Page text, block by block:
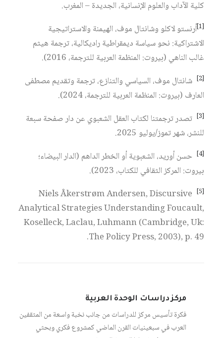
كلية الآداب والعلوم الإنسانية، الجديدة – المغرب.
[1] أرنستو لاكلو وشانتال موف، الهيمنة والاستراتيجية
الاشتراكية: نحو سياسة ديمقراطية راديكالية، ترجمة هيثم
غالب الناهي (بيروت: المنظمة العربية للترجمة، 2016).
[2]
شانتال موف، السياسي والتنازع، ترجمة وتقديم مصطفى
العارف (بيروت: المنظمة العربية للترجمة، 2024).
[3]
تصدر ترجمتنا لكتاب العقل الشعبوي عن دار صفحة سبعة
للنشر، شهر تموز/يوليو 2025.
[4]
حسن أوريد، الشعبوية أو الخطر الداهم (الدار البيضاء؛
بيروت: المركز الثقافي للكتاب، 2023).
[5]
Niels Åkerstrøm Andersen, Discursive
Analytical Strategies Understanding Foucault,
Koselleck, Laclau, Luhmann (Cambridge, Uk:
The Policy Press, 2003), p. 49.
مركز دراسات الوحدة العربية
فكرة تأسيس مركز للدراسات من جانب نخبة واسعة من المثقفين
العرب في سبعينيات القرن الماضي كمشروع فكري وبحثي